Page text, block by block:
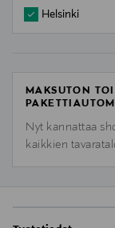
Helsinki
MAKSUTON
Nyt kannattaa
kaikkien